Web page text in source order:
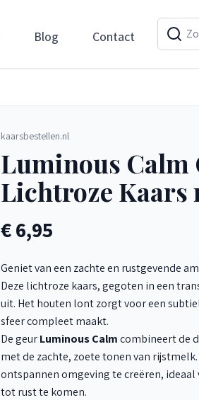
Blog Contact
kaarsbestellen.nl
Luminous Calm
Lichtroze Kaars
€ 6,95
Geniet van een zachte en rustgevende
Deze lichtroze kaars, gegoten in een
uit. Het houten lont zorgt voor een
sfeer compleet maakt.
De geurLuminous Calmcombineert de
met de zachte, zoete tonen van
ontspannen omgeving te creëren,
tot rust te komen.